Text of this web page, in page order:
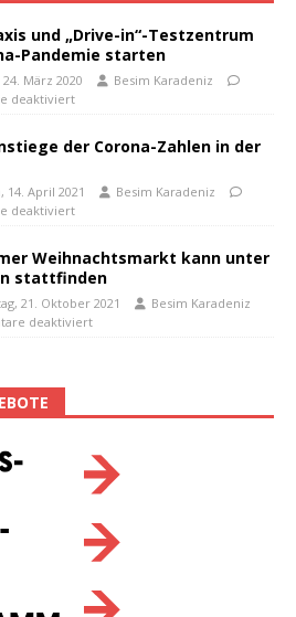
und „Drive-in“-Testzentrum
Pandemie starten
März 2020
Besim Karadeniz
deaktiviert
der Corona-Zahlen in der
14. April 2021
Besim Karadeniz
deaktiviert
Weihnachtsmarkt kann unter
stattfinden
21. Oktober 2021
Besim Karadeniz
deaktiviert